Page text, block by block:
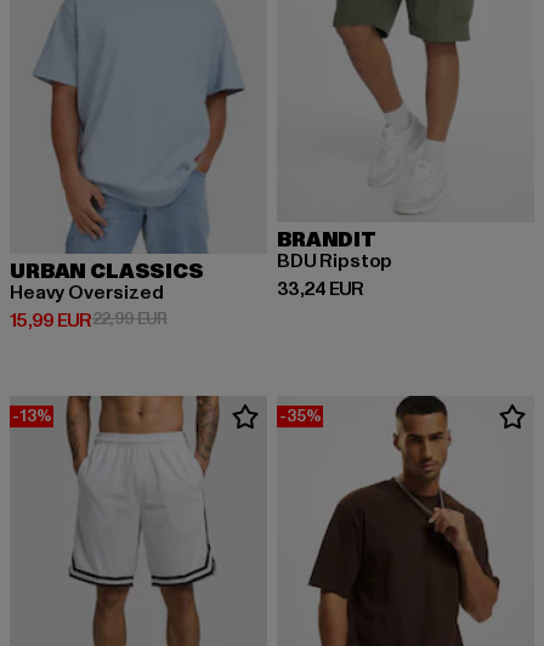
URBAN CLASSICS
Heavy Oversized
15,99 EUR
Derzeitiger Preis: 15,99 EUR
22,99 EURAktionspreis: 22,99 EUR
BRANDIT
BDU Ripstop
33,24 EUR
Derzeitiger Preis: 33,24 EUR
-13% -35%